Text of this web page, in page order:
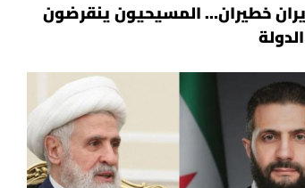
خطيران… المسيحيون ينقرضون